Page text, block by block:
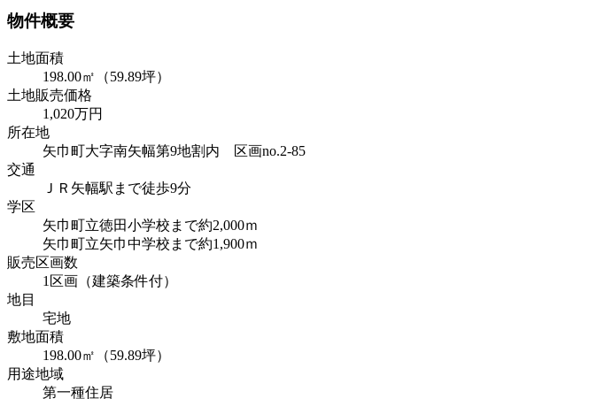
物件概要
土地面積
198.00㎡（59.89坪）
土地販売価格
1,020万円
所在地
矢巾町大字南矢幅第9地割内 区画no.2-85
交通
ＪＲ矢幅駅まで徒歩9分
学区
矢巾町立徳田小学校まで約2,000ｍ
矢巾町立矢巾中学校まで約1,900ｍ
販売区画数
1区画（建築条件付）
地目
宅地
敷地面積
198.00㎡（59.89坪）
用途地域
第一種住居